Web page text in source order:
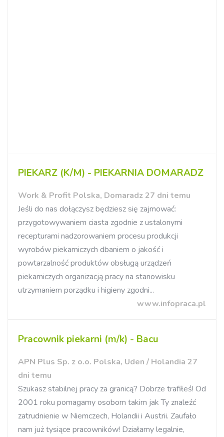
PIEKARZ (K/M) - PIEKARNIA DOMARADZ ​
Work & Profit Polska, Domaradz 27 dni temu
Jeśli do nas dołączysz będziesz się zajmować:
przygotowywaniem ciasta zgodnie z ustalonymi
recepturami nadzorowaniem procesu produkcji
wyrobów piekarniczych dbaniem o jakość i
powtarzalność produktów obsługą urządzeń
piekarniczych organizacją pracy na stanowisku
utrzymaniem porządku i higieny zgodni...
www.infopraca.pl
Pracownik piekarni (m/k) - Bacu
APN Plus Sp. z o.o. Polska, Uden / Holandia 27
dni temu
Szukasz stabilnej pracy za granicą? Dobrze trafiłeś! Od
2001 roku pomagamy osobom takim jak Ty znaleźć
zatrudnienie w Niemczech, Holandii i Austrii. Zaufało
nam już tysiące pracowników! Działamy legalnie,